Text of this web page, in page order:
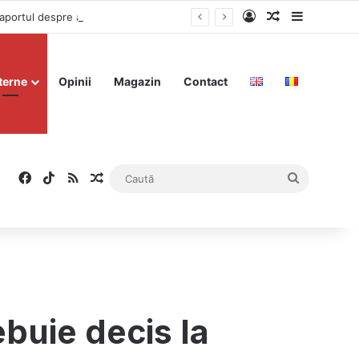
Log InArticolSidebar
Opinii Magazin Contact
Facebook
TikTok
RSSArticol aleatoriu
decis la